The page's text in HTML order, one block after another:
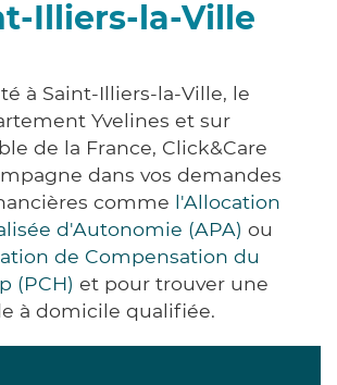
Illiers-la-Ville
à Saint-Illiers-la-Ville, le
Yvelines et sur
de la France, Click&Care
dans vos demandes
comme l'Allocation
d'Autonomie (APA) ou
de Compensation du
(PCH) et pour trouver une
à domicile qualifiée.